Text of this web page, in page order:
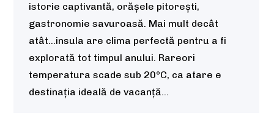
istorie captivantă, orășele pitorești,
gastronomie savuroasă. Mai mult decât
atât...insula are clima perfectă pentru a fi
explorată tot timpul anului. Rareori
temperatura scade sub 20°C, ca atare e
destinația ideală de vacanță…